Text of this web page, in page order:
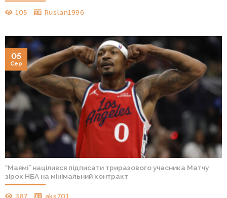
105 Ruslan1996
“Маямі” націлився підписати триразового учасника Матчу
зірок НБА на мінімальний контракт
387 aks701
05
Сер